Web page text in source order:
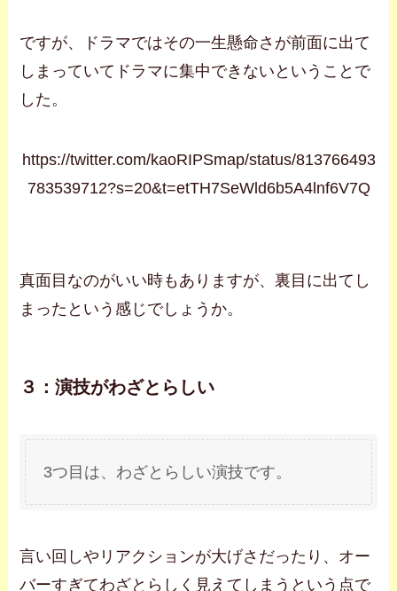
ですが、ドラマではその一生懸命さが前面に出て
しまっていてドラマに集中できないということで
した。
https://twitter.com/kaoRIPSmap/status/813766493
783539712?s=20&t=etTH7SeWld6b5A4lnf6V7Q
真面目なのがいい時もありますが、裏目に出てし
まったという感じでしょうか。
３：演技がわざとらしい
3つ目は、わざとらしい演技です。
言い回しやリアクションが大げさだったり、オー
バーすぎてわざとらしく見えてしまうという点で